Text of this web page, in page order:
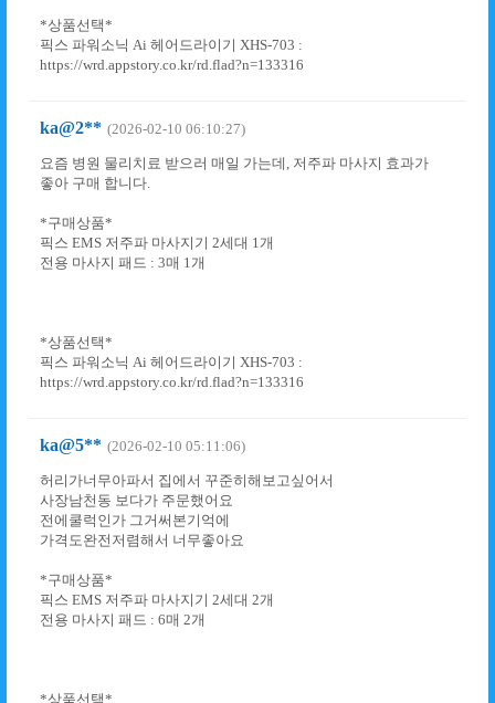
*상품선택*
픽스 파워소닉 Ai 헤어드라이기 XHS-703 :
https://wrd.appstory.co.kr/rd.flad?n=133316
ka@2** (2026-02-10 06:10:27)
요즘 병원 물리치료 받으러 매일 가는데, 저주파 마사지 효과가
좋아 구매 합니다.
*구매상품*
픽스 EMS 저주파 마사지기 2세대 1개
전용 마사지 패드 : 3매 1개
*상품선택*
픽스 파워소닉 Ai 헤어드라이기 XHS-703 :
https://wrd.appstory.co.kr/rd.flad?n=133316
ka@5** (2026-02-10 05:11:06)
허리가너무아파서 집에서 꾸준히해보고싶어서
사장남천동 보다가 주문했어요
전에쿨럭인가 그거써본기억에
가격도완전저렴해서 너무좋아요
*구매상품*
픽스 EMS 저주파 마사지기 2세대 2개
전용 마사지 패드 : 6매 2개
*상품선택*